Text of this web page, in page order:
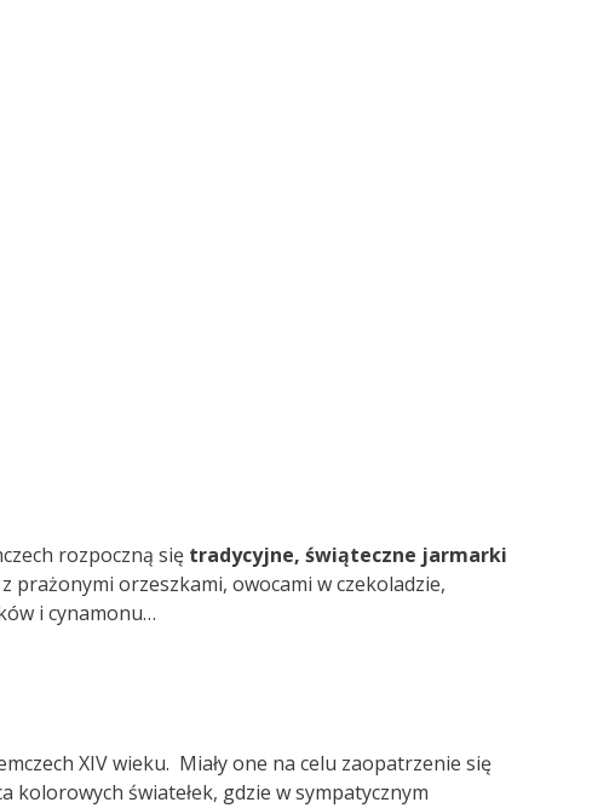
rozpoczną się tradycyjne, świąteczne jarmarki
prażonymi orzeszkami, owocami w czekoladzie,
i cynamonu…
XIV wieku. Miały one na celu zaopatrzenie się
światełek, gdzie w sympatycznym